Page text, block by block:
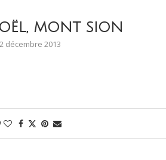
MONT SION
2 décembre 2013